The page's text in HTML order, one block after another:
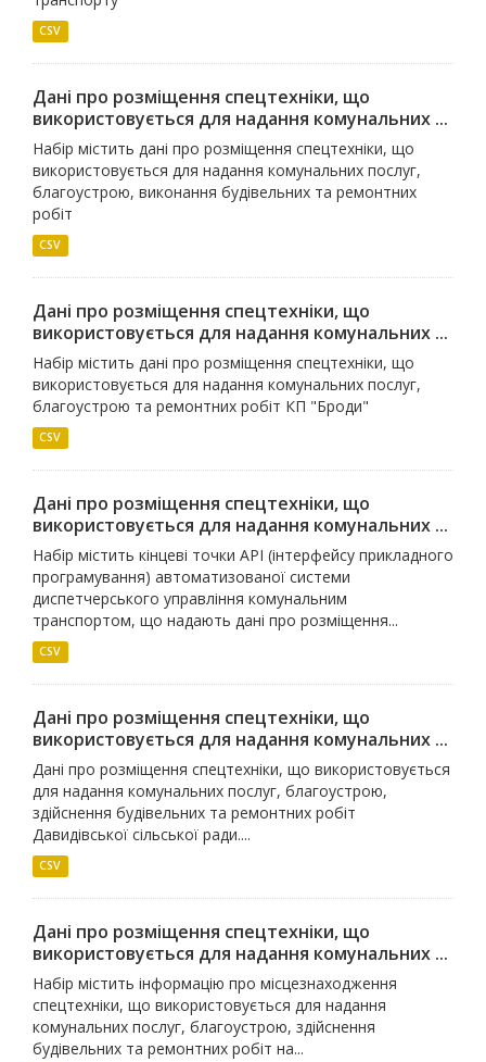
CSV
Дані про розміщення спецтехніки, що
використовується для надання комунальних ...
Набір містить дані про розміщення спецтехніки, що
використовується для надання комунальних послуг,
благоустрою, виконання будівельних та ремонтних
робіт
CSV
Дані про розміщення спецтехніки, що
використовується для надання комунальних ...
Набір містить дані про розміщення спецтехніки, що
використовується для надання комунальних послуг,
благоустрою та ремонтних робіт КП "Броди"
CSV
Дані про розміщення спецтехніки, що
використовується для надання комунальних ...
Набір містить кінцеві точки API (інтерфейсу прикладного
програмування) автоматизованої системи
диспетчерського управління комунальним
транспортом, що надають дані про розміщення...
CSV
Дані про розміщення спецтехніки, що
використовується для надання комунальних ...
Дані про розміщення спецтехніки, що використовується
для надання комунальних послуг, благоустрою,
здійснення будівельних та ремонтних робіт
Давидівської сільської ради....
CSV
Дані про розміщення спецтехніки, що
використовується для надання комунальних ...
Набір містить інформацію про місцезнаходження
спецтехніки, що використовується для надання
комунальних послуг, благоустрою, здійснення
будівельних та ремонтних робіт на...